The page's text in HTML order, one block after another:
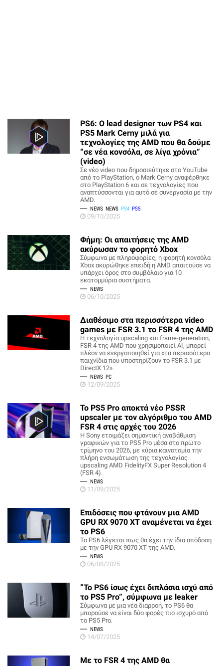
PS6: Ο lead designer των PS4 και
PS5 Mark Cerny μιλά για
τεχνολογίες της AMD που θα δούμε
“σε νέα κονσόλα, σε λίγα χρόνια”
(video)
Σε νέο video που δημοσιεύτηκε στο YouTube
από το PlayStation, ο Mark Cerny αναφέρθηκε
στο PlayStation 6 και σε τεχνολογίες που
αναπτύσσονται για αυτό σε συνεργασία με την
AMD.
NEWS NEWS PS4 PS5
09/10/2025
Φήμη: Οι απαιτήσεις της AMD
ακύρωσαν το φορητό Xbox
Σύμφωνα με πληροφορίες, η φορητή κονσόλα
Xbox ακυρώθηκε επειδή η AMD απαιτούσε να
υπάρχει όρος στο συμβόλαιο για 10
εκατομμύρια συστήματα.
NEWS
06/10/2025
Διαθέσιμο στα περισσότερα video
games με FSR 3.1 το FSR 4 της AMD
Η τεχνολογία upscaling και frame-generation,
FSR 4 της AMD που χρησιμοποιεί AI, μπορεί
πλέον να ενεργοποιηθεί για «τα περισσότερα
παιχνίδια που υποστηρίζουν το FSR 3.1 με
DirectX 12».
NEWS PC
12/09/2025
Το PS5 Pro αποκτά νέο PSSR
upscaler με τον αλγόριθμο του AMD
FSR 4 στις αρχές του 2026
Η Sony ετοιμάζει σημαντική αναβάθμιση
γραφικών για το PS5 Pro μέσα στο πρώτο
τρίμηνο του 2026, με κύρια καινοτομία την
πλήρη ενσωμάτωση της τεχνολογίας
upscaling AMD FidelityFX Super Resolution 4
(FSR 4).
NEWS
11/09/2025
Επιδόσεις που φτάνουν μια AMD
GPU RX 9070 XT αναμένεται να έχει
το PS6
Το PS6 λέγεται πως θα έχει την ίδια απόδοση
με την GPU RX 9070 XT της AMD.
NEWS
06/08/2025
“Το PS6 ίσως έχει διπλάσια ισχύ από
το PS5 Pro”, σύμφωνα με leaker
Σύμφωνα με μια νέα διαρροή, το PS6 θα
μπορούσε να είναι δύο φορές πιο ισχυρό από
το PS5 Pro.
NEWS
14/07/2025
Με το FSR 4 της AMD θα